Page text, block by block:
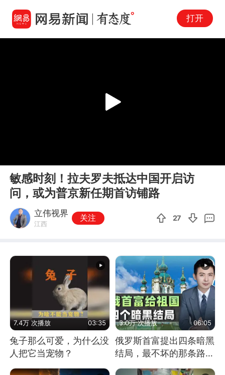
打开
Play
敏感时刻！拉夫罗夫抵达中国开启访
问，或为普京新任期首访铺路
立伟视界
江西
关注 27
7.4万 次播放 03:35
兔子那么可爱，为什么没
人把它当宠物？
3.0万 次播放 06:05
俄罗斯首富提出四条暗黑
结局，最不坏的那条路是
通向东方